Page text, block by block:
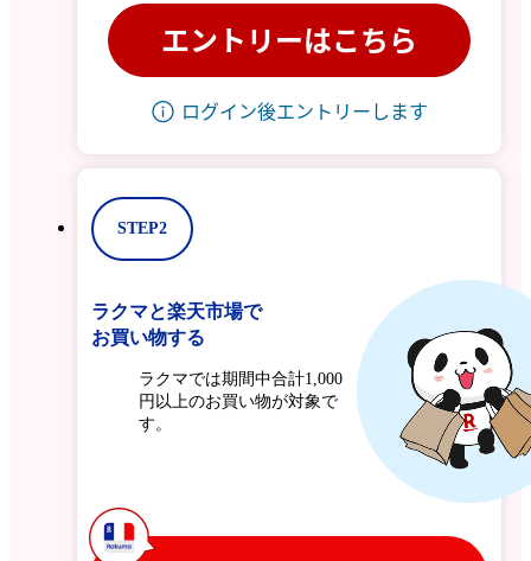
エントリーはこちら
ログイン後エントリーします
STEP2
ラクマと楽天市場で
お買い物する
ラクマでは期間中合計1,000
円以上のお買い物が対象で
す。